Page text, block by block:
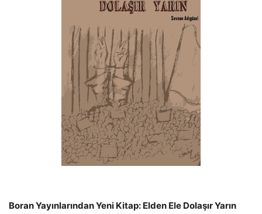
Boran Yayınlarından Yeni Kitap: Elden Ele Dolaşır Yarın